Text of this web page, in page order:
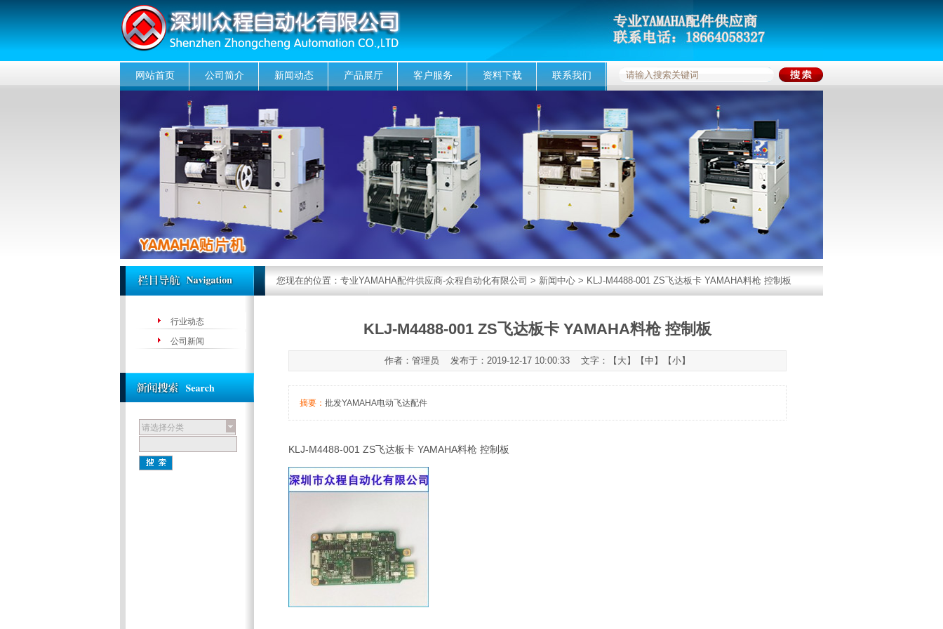
网站首页 公司简介 新闻动态 产品展厅 客户服务 资料下载 联系我们
行业动态
公司新闻
请选择分类
您现在的位置： 专业YAMAHA配件供应商-众程自动化有限公司 > 新闻中心 > KLJ-M4488-001 ZS飞达板卡 YAMAHA料枪 控制板
KLJ-M4488-001 ZS飞达板卡 YAMAHA料枪 控制板
作者：管理员 发布于：2019-12-17 10:00:33 文字：【 大】【中 】【小】
摘要： 批发YAMAHA电动飞达配件
KLJ-M4488-001 ZS飞达板卡 YAMAHA料枪 控制板